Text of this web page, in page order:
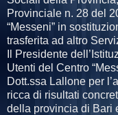
Provinciale n. 28 del
“Messeni” in
trasferita ad altro
Il Presidente
Utenti del Centro
Dott.ssa Lallone per
ricca di risultati
della provincia di Bari